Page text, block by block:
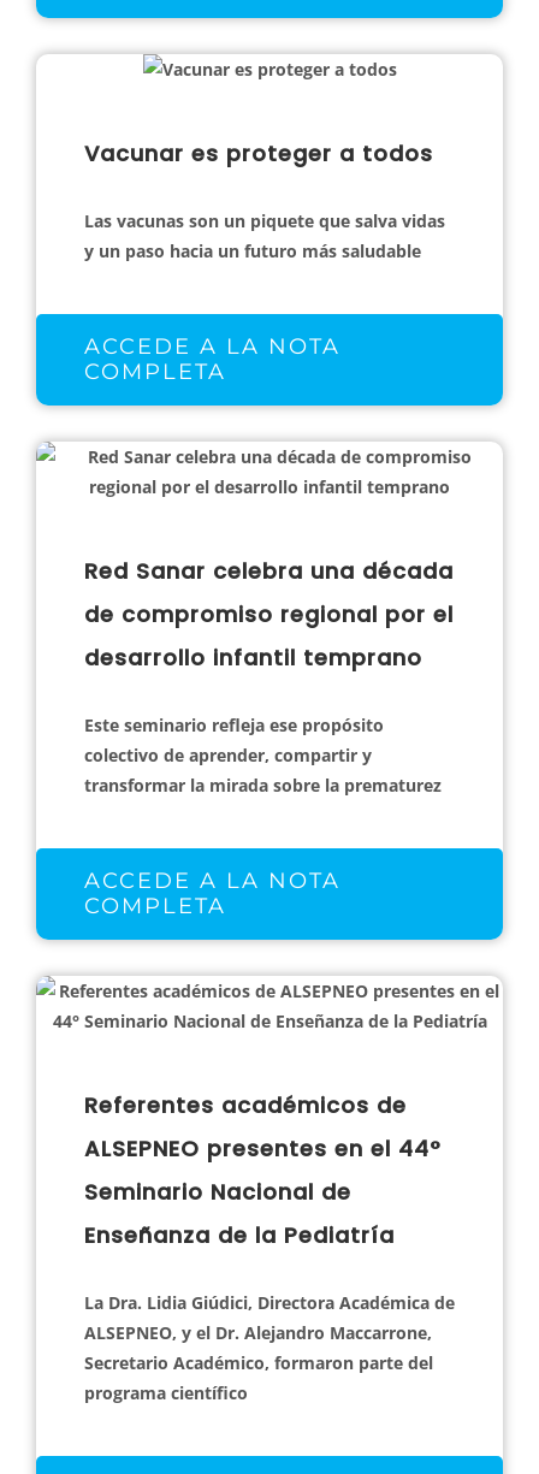
Vacunar es proteger a todos
Las vacunas son un piquete que salva vidas
y un paso hacia un futuro más saludable
ACCEDE A LA NOTA
COMPLETA
Red Sanar celebra una década
de compromiso regional por el
desarrollo infantil temprano
Este seminario refleja ese propósito
colectivo de aprender, compartir y
transformar la mirada sobre la prematurez
ACCEDE A LA NOTA
COMPLETA
Referentes académicos de
ALSEPNEO presentes en el 44°
Seminario Nacional de
Enseñanza de la Pediatría
La Dra. Lidia Giúdici, Directora Académica de
ALSEPNEO, y el Dr. Alejandro Maccarrone,
Secretario Académico, formaron parte del
programa científico